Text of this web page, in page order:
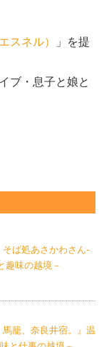
エスネル）
」を提
ブ・息子と娘と
そば処あさかわさん-
趣味の越境－
馬籠、奈良井宿。』温